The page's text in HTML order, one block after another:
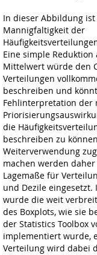
In dieser Abbildung
Mannigfaltigkeit der
Eine simple Reduktion
Mittelwert würde den
Verteilungen
beschreiben und
Fehlinterpretation der
die
beschreiben zu
Weiterverwendung
machen werden
Lagemaße für
und Dezile eingesetzt.
wurde die weit
des Boxplots, wie sie
der Statistics Toolbox
implementiert wurde,
Verteilung wird dabei